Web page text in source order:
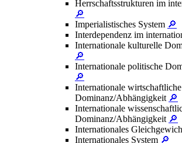
Herrschaftsstrukturen im
🔎
Imperialistisches System 🔎
Interdependenz im
Internationale kulturelle
🔎
Internationale politische
🔎
Internationale wirtschaftliche
Dominanz/Abhängigkeit 🔎
Internationale
Dominanz/Abhängigkeit 🔎
Internationales
Internationales System 🔎